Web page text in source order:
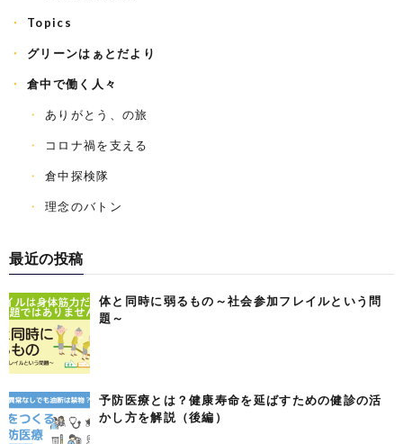
Topics
グリーンはぁとだより
倉中で働く人々
ありがとう、の旅
コロナ禍を支える
倉中探検隊
理念のバトン
最近の投稿
体と同時に弱るもの～社会参加フレイルという問
題～
予防医療とは？健康寿命を延ばすための健診の活
かし方を解説（後編）